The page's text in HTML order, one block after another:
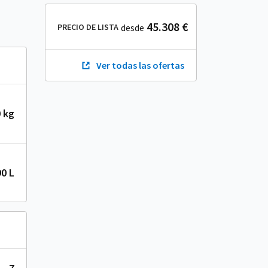
kg
L
PRECIO DE LISTA desde 45.308 €
Ver todas las ofertas